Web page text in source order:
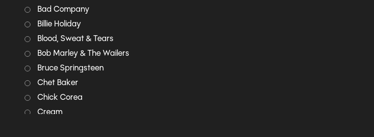
Bad Company
Billie Holiday
Blood, Sweat & Tears
Bob Marley & The Wailers
Bruce Springsteen
Chet Baker
Chick Corea
Cream